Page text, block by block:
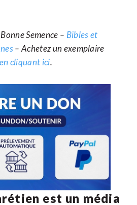
Semence – Bibles et
– Achetez un exemplaire
en cliquant ici.
est un média